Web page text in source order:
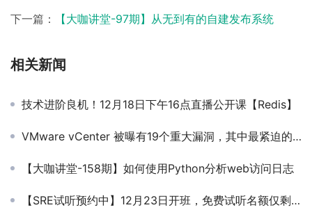
下一篇：
【大咖讲堂-97期】从无到有的自建发布系统
相关新闻
技术进阶良机！12月18日下午16点直播公开课【Redis】
VMware vCenter 被曝有19个重大漏洞，其中最紧迫的是任意文件上传漏洞
【大咖讲堂-158期】如何使用Python分析web访问日志
【SRE试听预约中】12月23日开班，免费试听名额仅剩9位